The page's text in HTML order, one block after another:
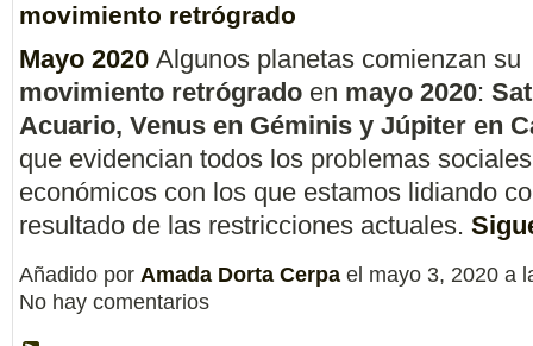
movimiento retrógrado
Mayo 2020 Algunos planetas comienzan su
movimiento retrógrado en mayo 2020:
Acuario, Venus en Géminis y Júpiter en
que evidencian todos los problemas
económicos con los que estamos lidiando
resultado de las restricciones actuales.
Añadido por Amada Dorta Cerpa el mayo 3, 2020 a
No hay comentarios